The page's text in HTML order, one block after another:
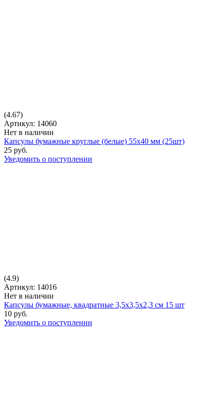
(4.67)
Артикул: 14060
Нет в наличии
Капсулы бумажные круглые (белые) 55х40 мм (25шт)
25 руб.
Уведомить о поступлении
(4.9)
Артикул: 14016
Нет в наличии
Капсулы бумажные, квадратные 3,5х3,5х2,3 см 15 шт
10 руб.
Уведомить о поступлении